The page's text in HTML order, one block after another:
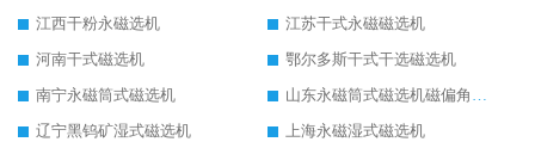
江西干粉永磁选机
江苏干式永磁磁选机
河南干式磁选机
鄂尔多斯干式干选磁选机
南宁永磁筒式磁选机
山东永磁筒式磁选机磁偏角怎么调整
辽宁黑钨矿湿式磁选机
上海永磁湿式磁选机